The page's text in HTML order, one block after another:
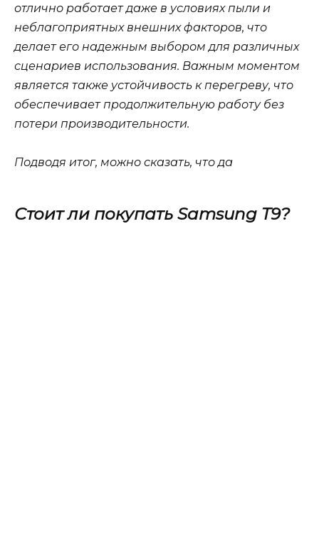
отлично работает даже в условиях пыли и
неблагоприятных внешних факторов, что
делает его надежным выбором для различных
сценариев использования. Важным моментом
является также устойчивость к перегреву, что
обеспечивает продолжительную работу без
потери производительности.
Подводя итог, можно сказать, что да
Стоит ли покупать Samsung T9?